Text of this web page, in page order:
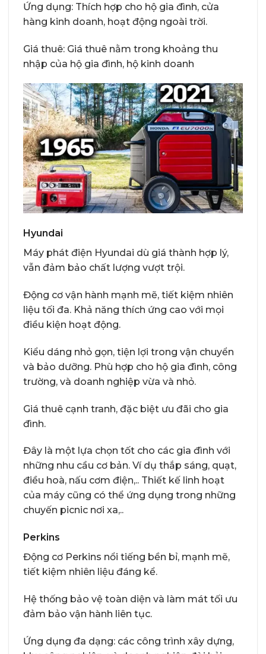
Ứng dụng: Thích hợp cho hộ gia đình, cửa
hàng kinh doanh, hoạt động ngoài trời.
Giá thuê: Giá thuê nằm trong khoảng thu
nhập của hộ gia đình, hộ kinh doanh
Hyundai
Máy phát điện Hyundai dù giá thành hợp lý,
vẫn đảm bảo chất lượng vượt trội.
Động cơ vận hành mạnh mẽ, tiết kiệm nhiên
liệu tối đa. Khả năng thích ứng cao với mọi
điều kiện hoạt động.
Kiểu dáng nhỏ gọn, tiện lợi trong vận chuyển
và bảo dưỡng. Phù hợp cho hộ gia đình, công
trường, và doanh nghiệp vừa và nhỏ.
Giá thuê cạnh tranh, đặc biệt ưu đãi cho gia
đình.
Đây là một lựa chọn tốt cho các gia đình với
những nhu cầu cơ bản. Ví dụ thắp sáng, quạt,
điều hoà, nấu cơm điện,.. Thiết kế linh hoạt
của máy cũng có thể ứng dụng trong những
chuyến picnic nơi xa,..
Perkins
Động cơ Perkins nổi tiếng bền bỉ, mạnh mẽ,
tiết kiệm nhiên liệu đáng kể.
Hệ thống bảo vệ toàn diện và làm mát tối ưu
đảm bảo vận hành liên tục.
Ứng dụng đa dạng: các công trình xây dựng,